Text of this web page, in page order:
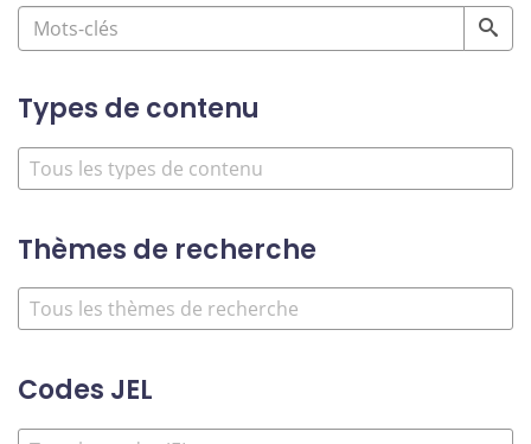
Types de contenu
Thèmes de recherche
Codes JEL